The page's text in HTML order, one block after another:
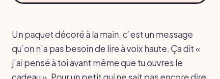
Un paquet décoré à la main, c’est un message
qu’on n’a pas besoin de lire à voix haute. Ça dit «
j’ai pensé à toi avant même que tu ouvres le